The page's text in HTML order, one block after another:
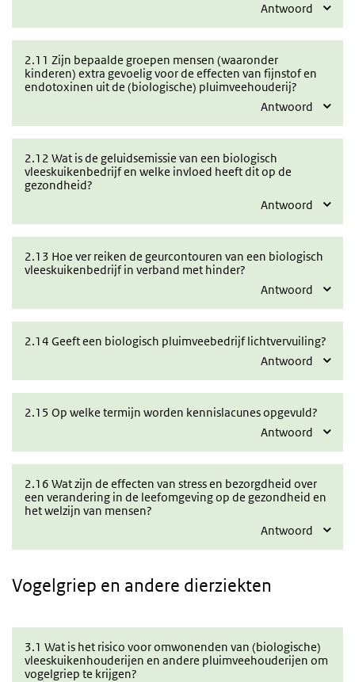
Antwoord
2.11 Zijn bepaalde groepen mensen (waaronder
kinderen) extra gevoelig voor de effecten van fijnstof en
endotoxinen uit de (biologische) pluimveehouderij?
Antwoord
2.12 Wat is de geluidsemissie van een biologisch
vleeskuikenbedrijf en welke invloed heeft dit op de
gezondheid?
Antwoord
2.13 Hoe ver reiken de geurcontouren van een biologisch
vleeskuikenbedrijf in verband met hinder?
Antwoord
2.14 Geeft een biologisch pluimveebedrijf lichtvervuiling?
Antwoord
2.15 Op welke termijn worden kennislacunes opgevuld?
Antwoord
2.16 Wat zijn de effecten van stress en bezorgdheid over
een verandering in de leefomgeving op de gezondheid en
het welzijn van mensen?
Antwoord
Vogelgriep en andere dierziekten
3.1 Wat is het risico voor omwonenden van (biologische)
vleeskuikenhouderijen en andere pluimveehouderijen om
vogelgriep te krijgen?